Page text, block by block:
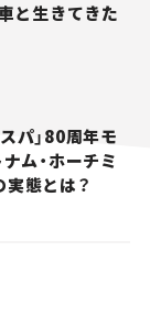
と生きてきた
パ」80周年モ
ム・ホーチミ
態とは？